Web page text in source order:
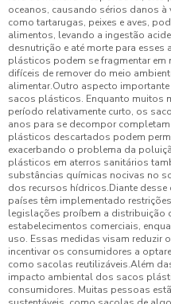
oceanos, causando sérios danos
como tartarugas, peixes e aves,
alimentos, levando a ingestão
desnutrição e até morte para
plásticos podem se fragmentar em
difíceis de remover do meio
alimentar.Outro aspecto
sacos plásticos. Enquanto muitos
período relativamente curto, os
anos para se decompor
plásticos descartados podem
exacerbando o problema da
plásticos em aterros sanitários
substâncias químicas nocivas no
dos recursos hídricos.Diante
países têm implementado
legislações proíbem a distribuição
estabelecimentos comerciais,
uso. Essas medidas visam reduzir
incentivar os consumidores a
como sacolas reutilizáveis.Além
impacto ambiental dos sacos
consumidores. Muitas pessoas